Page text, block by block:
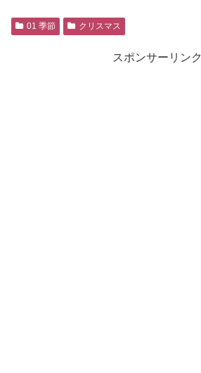
01 季節 クリスマス
スポンサーリンク